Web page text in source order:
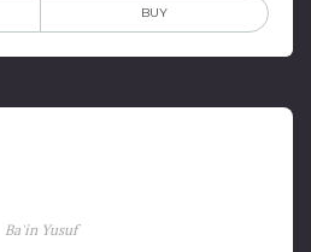
BUY
Ba'in Yusuf